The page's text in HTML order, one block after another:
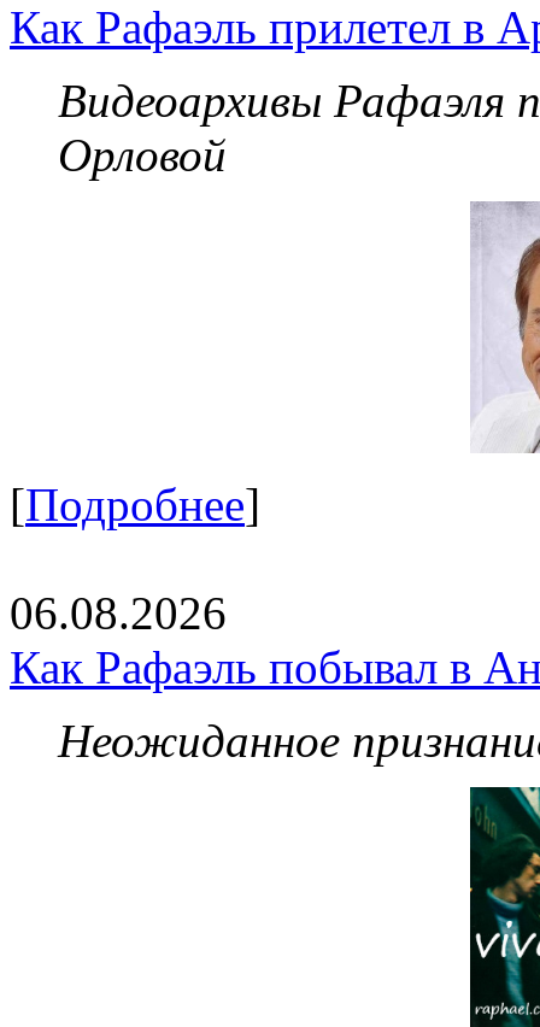
Как Рафаэль прилетел в
Видеоархивы Рафаэля
Орловой
[Подробнее]
06.08.2026
Как Рафаэль побывал в
Неожиданное